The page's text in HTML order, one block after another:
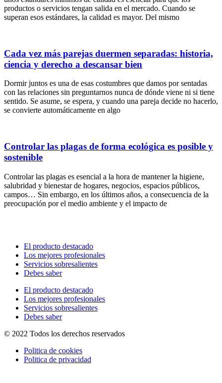
productos o servicios tengan salida en el mercado. Cuando se
superan esos estándares, la calidad es mayor. Del mismo
Cada vez más parejas duermen separadas: historia,
ciencia y derecho a descansar bien
Dormir juntos es una de esas costumbres que damos por sentadas
con las relaciones sin preguntarnos nunca de dónde viene ni si tiene
sentido. Se asume, se espera, y cuando una pareja decide no hacerlo,
se convierte automáticamente en algo
Controlar las plagas de forma ecológica es posible y
sostenible
Controlar las plagas es esencial a la hora de mantener la higiene,
salubridad y bienestar de hogares, negocios, espacios públicos,
campos… Sin embargo, en los últimos años, a consecuencia de la
preocupación por el medio ambiente y el impacto de
El producto destacado
Los mejores profesionales
Servicios sobresalientes
Debes saber
El producto destacado
Los mejores profesionales
Servicios sobresalientes
Debes saber
© 2022 Todos los derechos reservados
Politica de cookies
Politica de privacidad